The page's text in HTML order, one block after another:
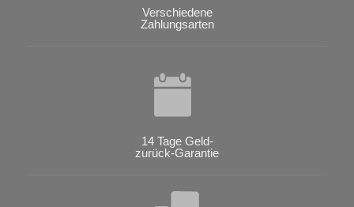
Verschiedene
Zahlungsarten
14 Tage Geld-
zurück-Garantie